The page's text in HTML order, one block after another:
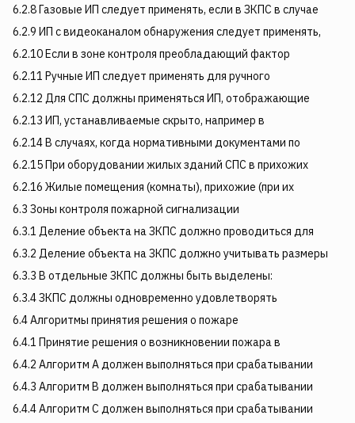
6.2.8 Газовые ИП следует применять, если в ЗКПС в случае
6.2.9 ИП с видеоканалом обнаружения следует применять,
6.2.10 Если в зоне контроля преобладающий фактор
6.2.11 Ручные ИП следует применять для ручного
6.2.12 Для СПС должны применяться ИП, отображающие
6.2.13 ИП, устанавливаемые скрыто, например в
6.2.14 В случаях, когда нормативными документами по
6.2.15 При оборудовании жилых зданий СПС в прихожих
6.2.16 Жилые помещения (комнаты), прихожие (при их
6.3 Зоны контроля пожарной сигнализации
6.3.1 Деление объекта на ЗКПС должно проводиться для
6.3.2 Деление объекта на ЗКПС должно учитывать размеры
6.3.3 В отдельные ЗКПС должны быть выделены:
6.3.4 ЗКПС должны одновременно удовлетворять
6.4 Алгоритмы принятия решения о пожаре
6.4.1 Принятие решения о возникновении пожара в
6.4.2 Алгоритм А должен выполняться при срабатывании
6.4.3 Алгоритм В должен выполняться при срабатывании
6.4.4 Алгоритм С должен выполняться при срабатывании